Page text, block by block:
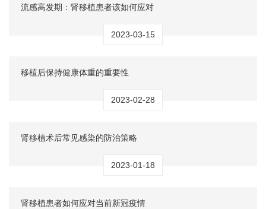
流感高发期：肾移植患者该如何应对
2023-03-15
移植后保持健康体重的重要性
2023-02-28
肾移植术后常见感染的防治策略
2023-01-18
肾移植患者如何应对当前新冠疫情